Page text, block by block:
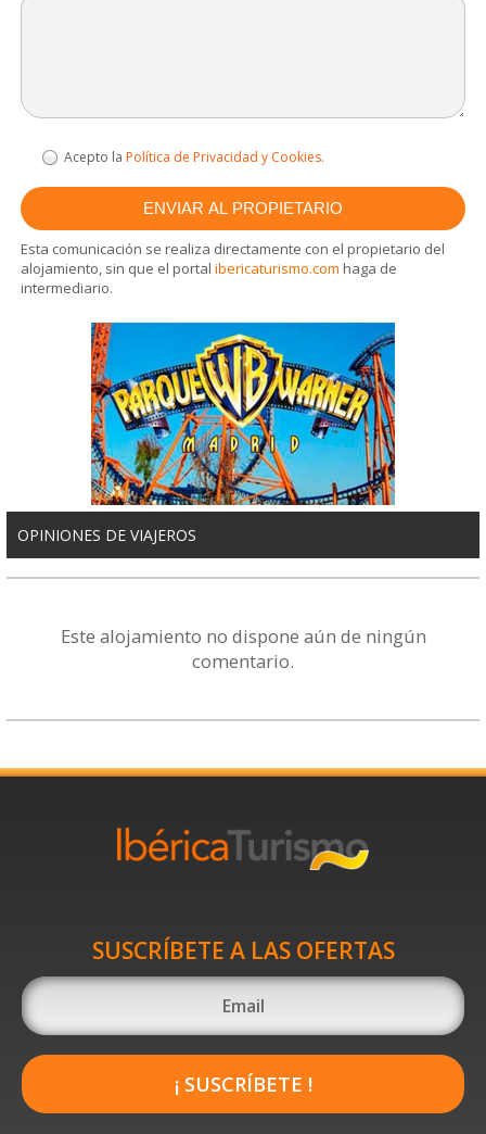
Acepto la Política de Privacidad y Cookies.
Esta comunicación se realiza directamente con el propietario del
alojamiento, sin que el portalibericaturismo.com haga de
intermediario.
OPINIONES DE VIAJEROS
Este alojamiento no dispone aún de ningún
comentario.
SUSCRÍBETE A LAS OFERTAS
¡ SUSCRÍBETE !